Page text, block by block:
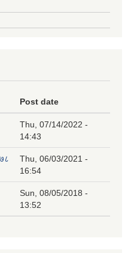
Post date
Thu, 07/14/2022 -
14:43
Thu, 06/03/2021 -
16:54
Sun, 08/05/2018 -
13:52